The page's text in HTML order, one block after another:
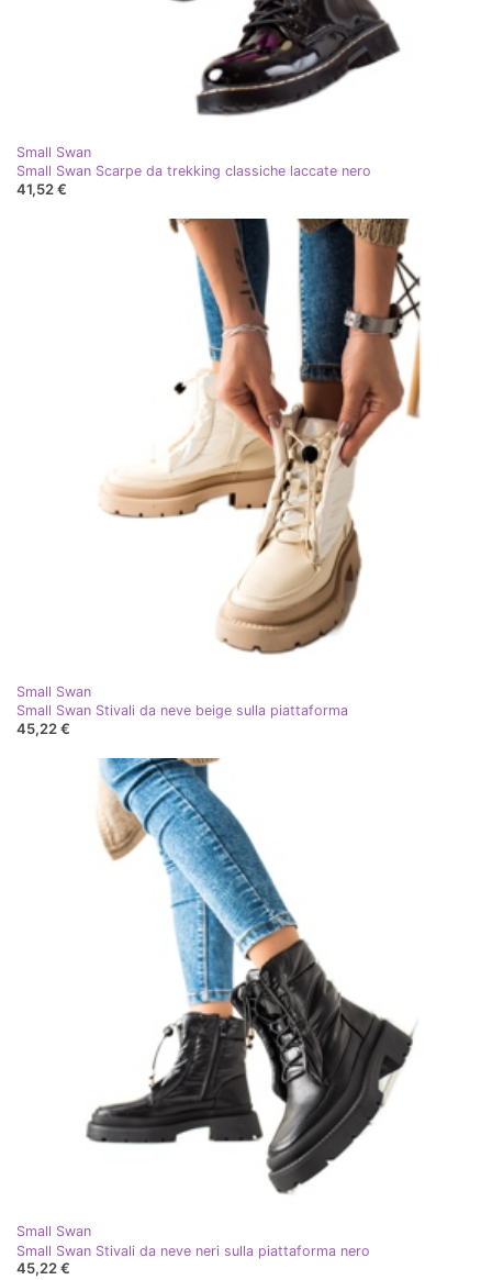
Small Swan
Small Swan Scarpe da trekking classiche laccate nero
41,52 €
Small Swan
Small Swan Stivali da neve beige sulla piattaforma
45,22 €
Small Swan
Small Swan Stivali da neve neri sulla piattaforma nero
45,22 €